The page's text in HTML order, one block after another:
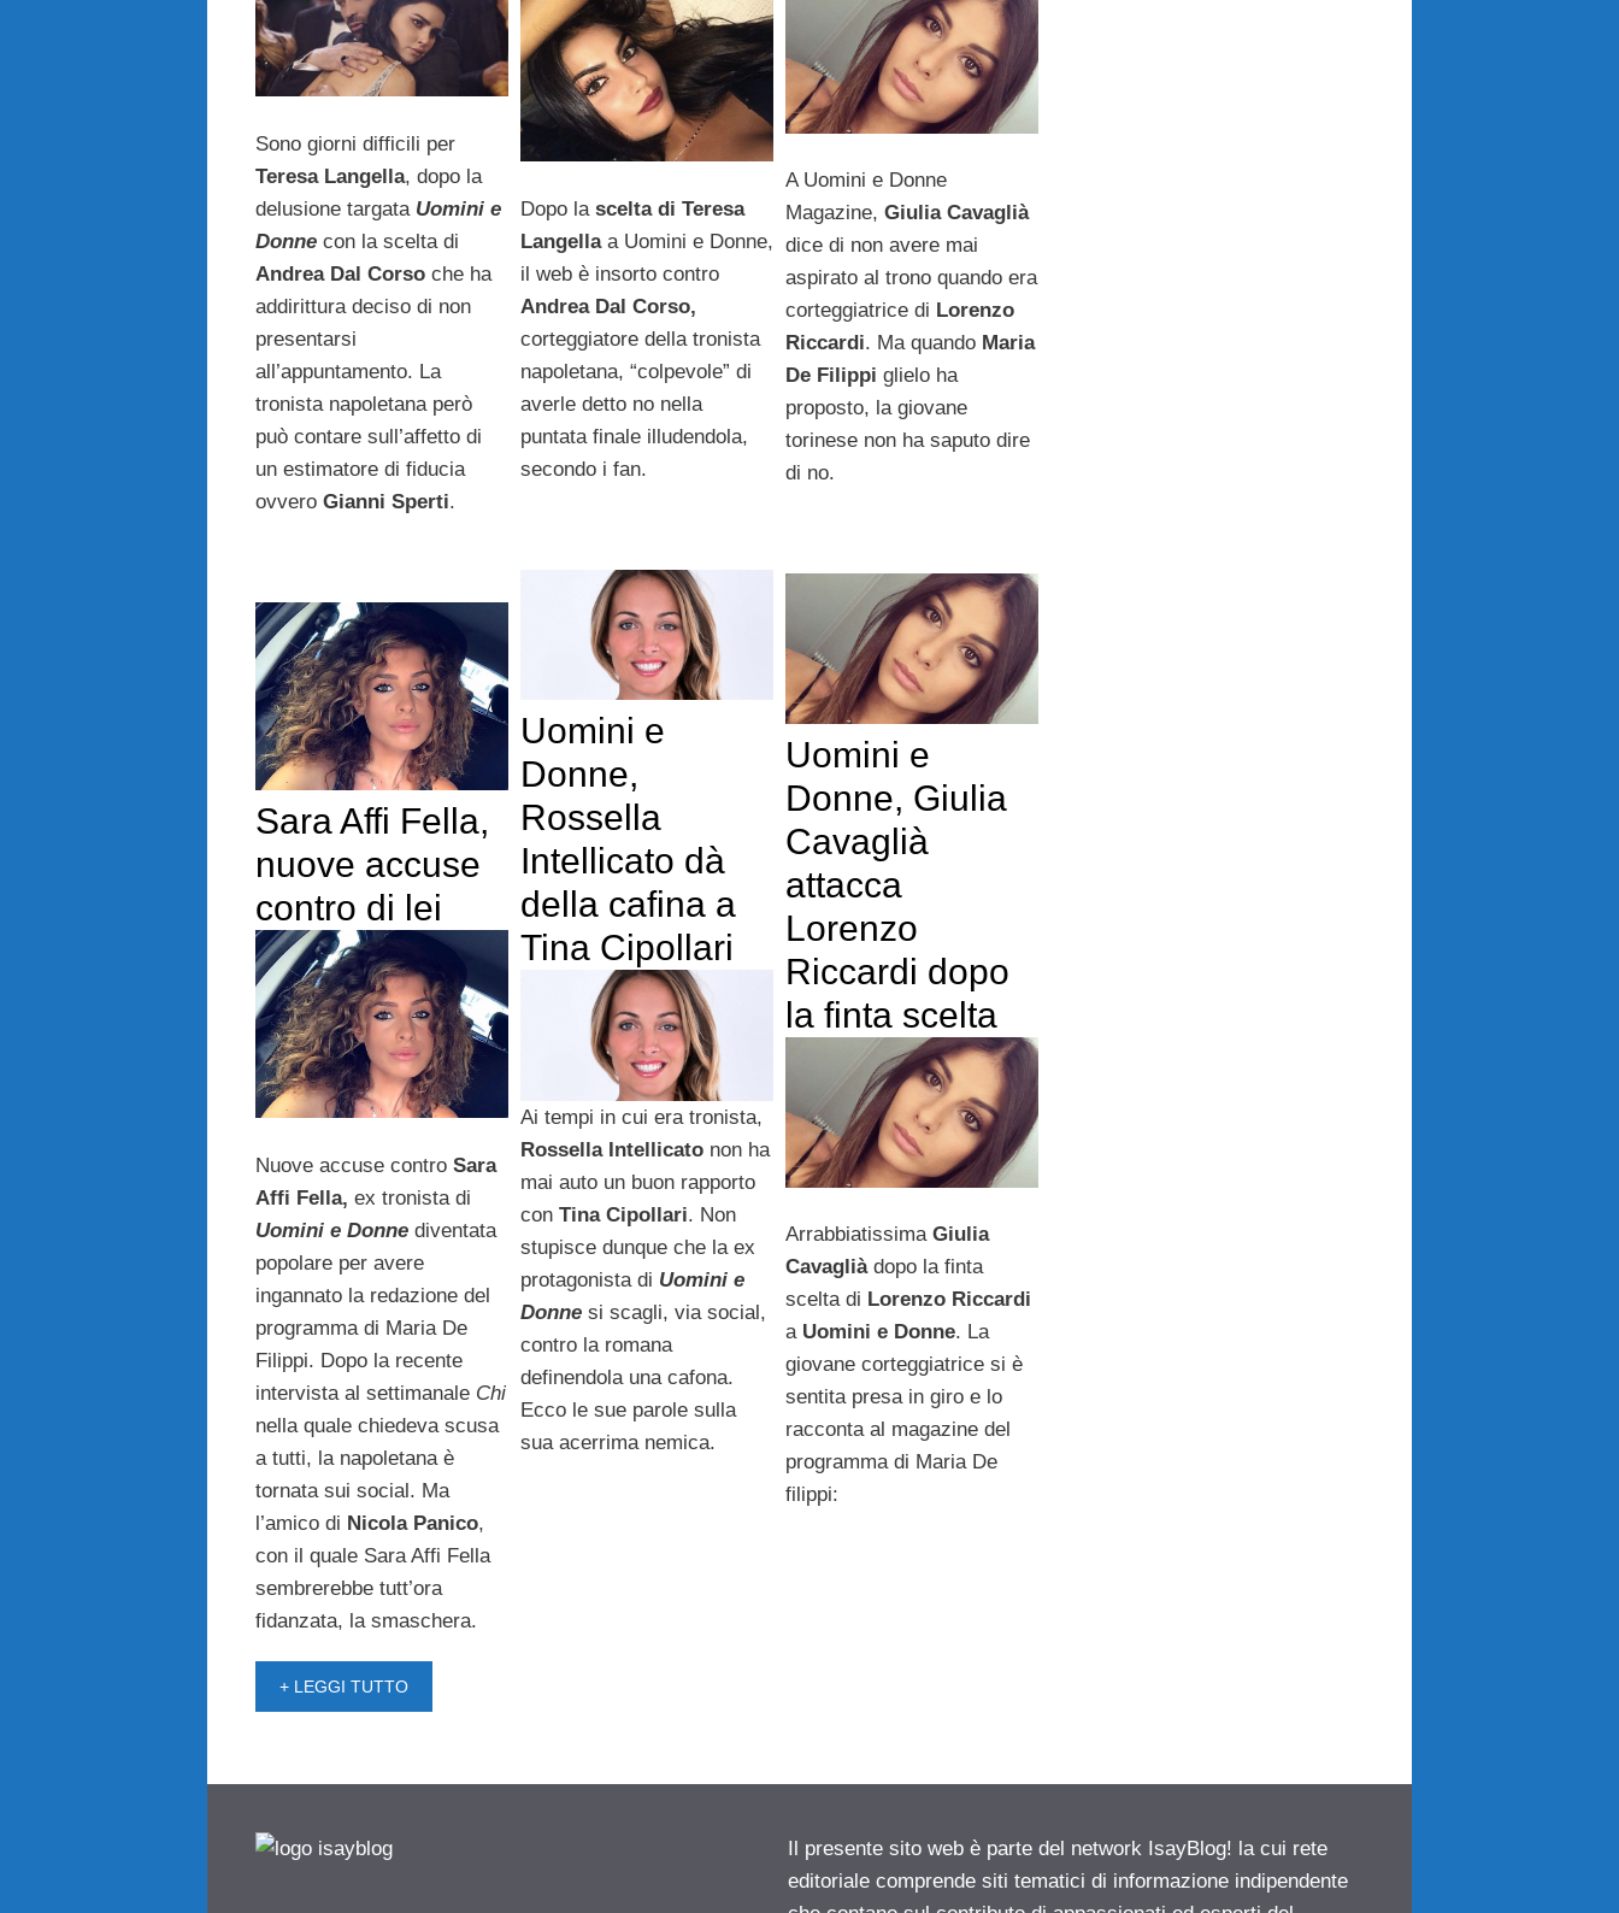
A Uomini e Donne
Magazine, Giulia Cavaglià
dice di non avere mai
aspirato al trono quando era
corteggiatrice di Lorenzo
Riccardi. Ma quando Maria
De Filippi glielo ha
proposto, la giovane
torinese non ha saputo dire
di no.
Sono giorni difficili per
Teresa Langella, dopo la
delusione targata Uomini e
Donne con la scelta di
Andrea Dal Corso che ha
addirittura deciso di non
presentarsi
all’appuntamento. La
tronista napoletana però
può contare sull’affetto di
un estimatore di fiducia
ovvero Gianni Sperti.
Dopo la scelta di Teresa
Langellaa Uomini e Donne,
il web è insorto contro
Andrea Dal Corso,
corteggiatore della tronista
napoletana, “colpevole” di
averle detto no nella
puntata finale illudendola,
secondo i fan.
Uomini e
Donne,
Rossella
Intellicato dà
della cafina a
Tina Cipollari
Ai tempi in cui era tronista,
Rossella Intellicatonon ha
mai auto un buon rapporto
con Tina Cipollari. Non
stupisce dunque che la ex
protagonista di Uomini e
Donnesi scagli, via social,
contro la romana
definendola una cafona.
Ecco le sue parole sulla
sua acerrima nemica.
Uomini e
Donne, Giulia
Cavaglià
attacca
Lorenzo
Riccardi dopo
la finta scelta
Arrabbiatissima Giulia
Cavagliàdopo la finta
scelta di Lorenzo Riccardi
a Uomini e Donne. La
giovane corteggiatrice si è
sentita presa in giro e lo
racconta al magazine del
programma di Maria De
filippi:
Sara Affi Fella,
nuove accuse
contro di lei
Nuove accuse contro Sara
Affi Fella, ex tronista di
Uomini e Donne diventata
popolare per avere
ingannato la redazione del
programma di Maria De
Filippi. Dopo la recente
intervista al settimanale Chi
nella quale chiedeva scusa
a tutti, la napoletana è
tornata sui social. Ma
l’amico di Nicola Panico,
con il quale Sara Affi Fella
sembrerebbe tutt’ora
fidanzata, la smaschera.
+ LEGGI TUTTO
Il presente sito web è parte del network IsayBlog! la cui rete
editoriale comprende siti tematici di informazione indipendente